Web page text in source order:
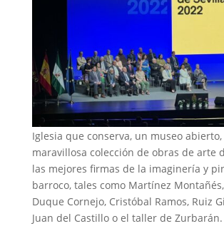
Iglesia que conserva, un museo
maravillosa colección de obras de arte
las mejores firmas de la imaginería y
barroco, tales como Martínez
Duque Cornejo, Cristóbal Ramos, Ruiz
Juan del Castillo o el taller de Zurbarán.